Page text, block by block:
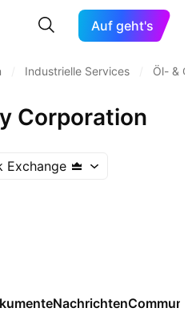
Auf geht's
Industrielle Services Öl- &
Corporation
Exchange
Nachrichten